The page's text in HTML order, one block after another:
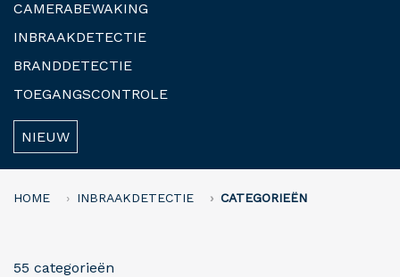
CAMERABEWAKING
INBRAAKDETECTIE
BRANDDETECTIE
TOEGANGSCONTROLE
NIEUW
HOME INBRAAKDETECTIE CATEGORIEËN
55 categorieën